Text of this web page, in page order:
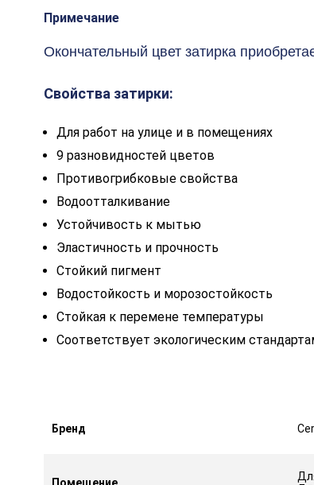
Примечание
Окончательный цвет затирка
Свойства затирки:
Для работ на улице и в помещениях
9 разновидностей цветов
Противогрибковые свойства
Водоотталкивание
Устойчивость к мытью
Эластичность и прочность
Стойкий пигмент
Водостойкость и морозостойкость
Стойкая к перемене температуры
Соответствует экологическим
Бренд